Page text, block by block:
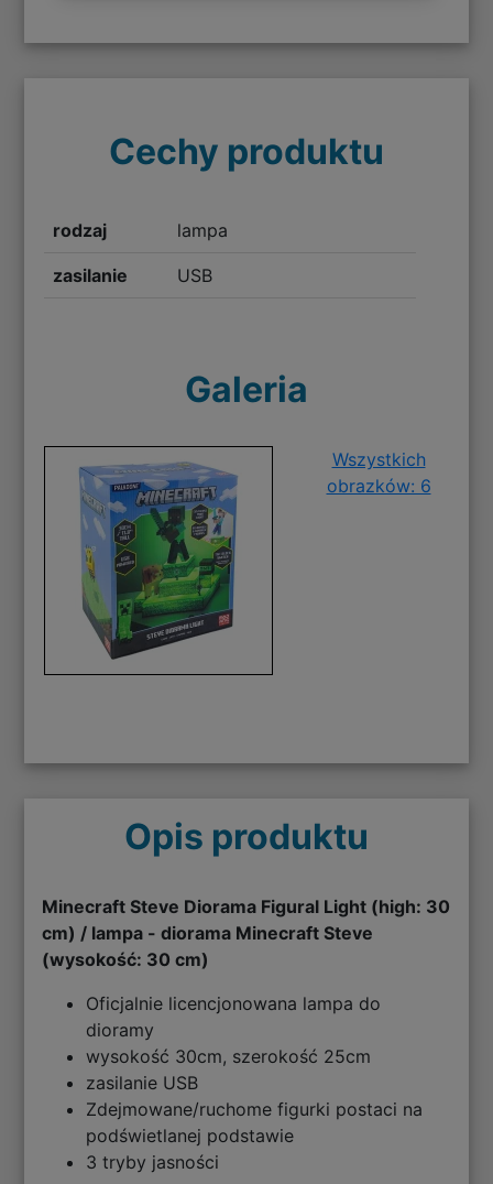
Cechy produktu
rodzaj lampa
zasilanie USB
Galeria
Wszystkich
obrazków: 6
Opis produktu
Minecraft Steve Diorama Figural Light (high: 30
cm) / lampa - diorama Minecraft Steve
(wysokość: 30 cm)
Oficjalnie licencjonowana lampa do
dioramy
wysokość 30cm, szerokość 25cm
zasilanie USB
Zdejmowane/ruchome figurki postaci na
podświetlanej podstawie
3 tryby jasności